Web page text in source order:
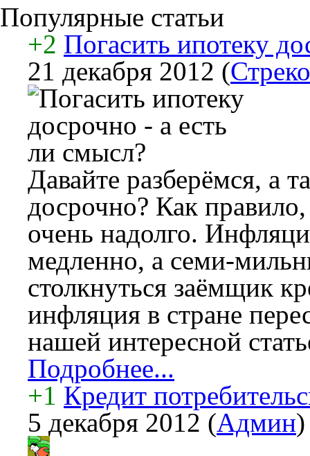
Популярные статьи
+2 Погасить ипотеку
21 декабря 2012 (
Давайте разберёмся, а
досрочно? Как
очень надолго.
медленно, а семи-
столкнуться заёмщик
инфляция в стране
нашей интересной
Подробнее...
+1 Кредит
5 декабря 2012 (Админ)